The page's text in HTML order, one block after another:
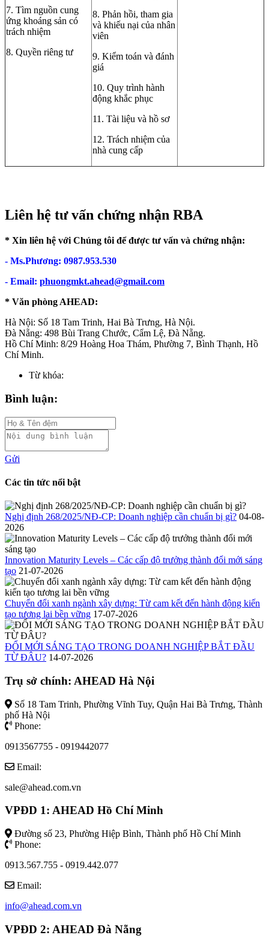
7. Tìm nguồn cung
ứng khoáng sản có
trách nhiệm
8. Quyền riêng tư
8. Phản hồi, tham gia
và khiếu nại của nhân
viên
9. Kiểm toán và đánh
giá
10. Quy trình hành
động khắc phục
11. Tài liệu và hồ sơ
12. Trách nhiệm của
nhà cung cấp
Liên hệ tư vấn chứng nhận RBA
* Xin liên hệ với Chúng tôi để được tư vấn và chứng nhận:
- Ms.Phương: 0987.953.530
- Email: phuongmkt.ahead@gmail.com
* Văn phòng AHEAD:
Hà Nội: Số 18 Tam Trinh, Hai Bà Trưng, Hà Nội.
Đà Nẵng: 498 Bùi Trang Chước, Cẩm Lệ, Đà Nẵng.
Hồ Chí Minh: 8/29 Hoàng Hoa Thám, Phường 7, Bình Thạnh, Hồ
Chí Minh.
Từ khóa:
Bình luận:
Gửi
Các tin tức nổi bật
Nghị định 268/2025/NĐ-CP: Doanh nghiệp cần chuẩn bị gì? 04-08-
2026
Innovation Maturity Levels – Các cấp độ trưởng thành đổi mới sáng
tạo 21-07-2026
Chuyển đổi xanh ngành xây dựng: Từ cam kết đến hành động kiến
tạo tương lai bền vững 17-07-2026
ĐỔI MỚI SÁNG TẠO TRONG DOANH NGHIỆP BẮT ĐẦU
TỪ ĐÂU? 14-07-2026
Trụ sở chính: AHEAD Hà Nội
Số 18 Tam Trinh, Phường Vĩnh Tuy, Quận Hai Bà Trưng, Thành
phố Hà Nội
Phone:
0913567755 - 0919442077
Email:
sale@ahead.com.vn
VPĐD 1: AHEAD Hồ Chí Minh
Đường số 23, Phường Hiệp Bình, Thành phố Hồ Chí Minh
Phone:
0913.567.755 - 0919.442.077
Email:
info@ahead.com.vn
VPĐD 2: AHEAD Đà Nẵng